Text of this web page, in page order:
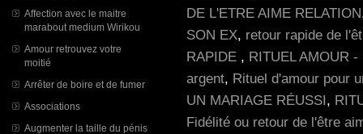
Affection avec le maitre
marabout medium Wirikou
Amour retrouvez votre
moitié
Arrêter de boire et de fumer
Associations
Augmenter la taille du pénis
DE L'ETRE AIME RELATION
SON EX, retour rapide de
RAPIDE , RITUEL AMOUR
argent, Rituel d'amour pour
UN MARIAGE RÉUSSI,
Fidélité ou retour de l'être